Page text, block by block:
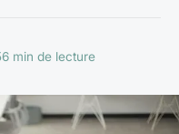
6 min de lecture